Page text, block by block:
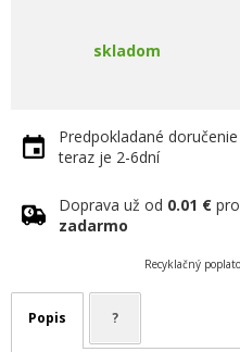
skladom
Predpokladané
teraz je 2-6dní
Doprava už od 0.01 €
zadarmo
Recyklačný
Popis ?